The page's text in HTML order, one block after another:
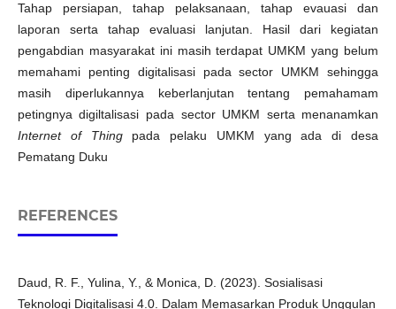
Tahap persiapan, tahap pelaksanaan, tahap evauasi dan
laporan serta tahap evaluasi lanjutan. Hasil dari kegiatan
pengabdian masyarakat ini masih terdapat UMKM yang belum
memahami penting digitalisasi pada sector UMKM sehingga
masih diperlukannya keberlanjutan tentang pemahamam
petingnya digiltalisasi pada sector UMKM serta menanamkan
Internet of Thingpada pelaku UMKM yang ada di desa
Pematang Duku
REFERENCES
Daud, R. F., Yulina, Y., & Monica, D. (2023). Sosialisasi
Teknologi Digitalisasi 4.0. Dalam Memasarkan Produk Unggulan